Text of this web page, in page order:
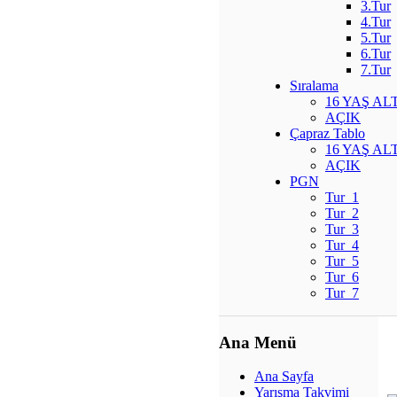
3.Tur
4.Tur
5.Tur
6.Tur
7.Tur
Sıralama
16 YAŞ
AÇIK
Çapraz Tablo
16 YAŞ
AÇIK
PGN
Tur_1
Tur_2
Tur_3
Tur_4
Tur_5
Tur_6
Tur_7
Ana Menü
Ana Sayfa
Yarışma Takvimi